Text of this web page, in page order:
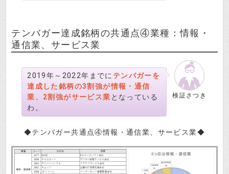
テンバガー達成銘柄の共通点④業種：情報・
通信業、サービス業
検証さつき
2019年～2022年までに テンバガーを
達成した銘柄の3割強が情報・通信
業、2割強がサービス業 となっている
わ。
◆テンバガー共通点④情報・通信業、サービス業◆